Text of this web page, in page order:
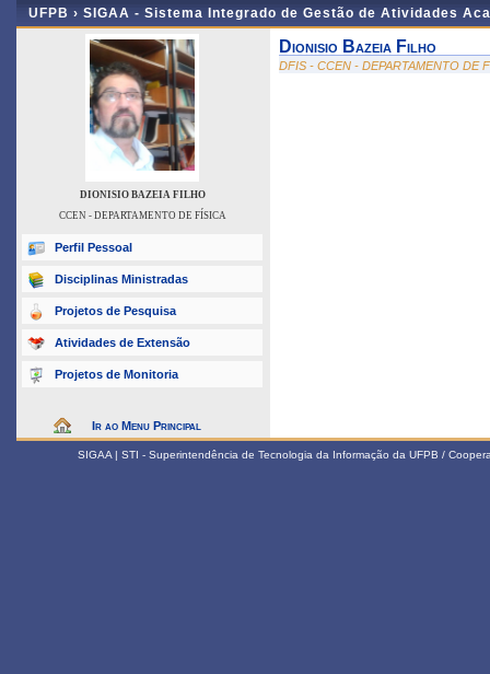
UFPB › SIGAA - Sistema Integrado de Gestão de Atividades
DIONISIO BAZEIA FILHO
CCEN - DEPARTAMENTO DE FÍSICA
Perfil Pessoal
Disciplinas Ministradas
Projetos de Pesquisa
Atividades de Extensão
Projetos de Monitoria
Ir ao Menu Principal
Dionisio Bazeia Filho
DFIS - CCEN - DEPARTAMENTO DE
SIGAA | STI - Superintendência de Tecnologia da Informação da UFPB /